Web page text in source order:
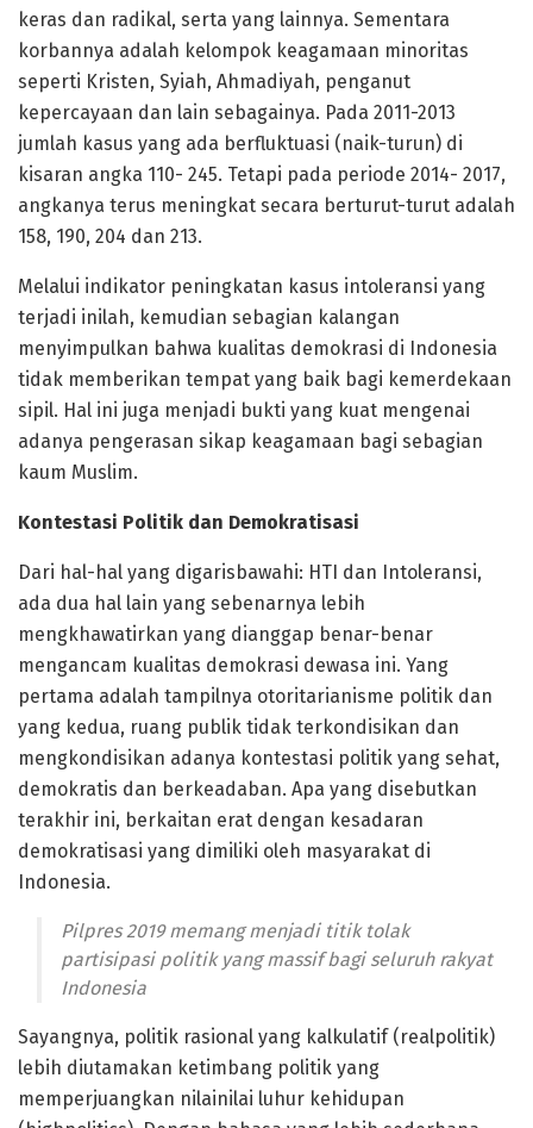
keras dan radikal, serta yang lainnya. Sementara
korbannya adalah kelompok keagamaan minoritas
seperti Kristen, Syiah, Ahmadiyah, penganut
kepercayaan dan lain sebagainya. Pada 2011-2013
jumlah kasus yang ada berfluktuasi (naik-turun) di
kisaran angka 110- 245. Tetapi pada periode 2014- 2017,
angkanya terus meningkat secara berturut-turut adalah
158, 190, 204 dan 213.
Melalui indikator peningkatan kasus intoleransi yang
terjadi inilah, kemudian sebagian kalangan
menyimpulkan bahwa kualitas demokrasi di Indonesia
tidak memberikan tempat yang baik bagi kemerdekaan
sipil. Hal ini juga menjadi bukti yang kuat mengenai
adanya pengerasan sikap keagamaan bagi sebagian
kaum Muslim.
Kontestasi Politik dan Demokratisasi
Dari hal-hal yang digarisbawahi: HTI dan Intoleransi,
ada dua hal lain yang sebenarnya lebih
mengkhawatirkan yang dianggap benar-benar
mengancam kualitas demokrasi dewasa ini. Yang
pertama adalah tampilnya otoritarianisme politik dan
yang kedua, ruang publik tidak terkondisikan dan
mengkondisikan adanya kontestasi politik yang sehat,
demokratis dan berkeadaban. Apa yang disebutkan
terakhir ini, berkaitan erat dengan kesadaran
demokratisasi yang dimiliki oleh masyarakat di
Indonesia.
Pilpres 2019 memang menjadi titik tolak
partisipasi politik yang massif bagi seluruh rakyat
Indonesia
Sayangnya, politik rasional yang kalkulatif (realpolitik)
lebih diutamakan ketimbang politik yang
memperjuangkan nilainilai luhur kehidupan